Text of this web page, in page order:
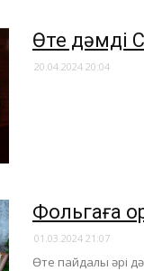
Өте дәмді
20.04.2024 20:04
Фольгаға
01.03.2024 21:07
Өте пайдалы әрі